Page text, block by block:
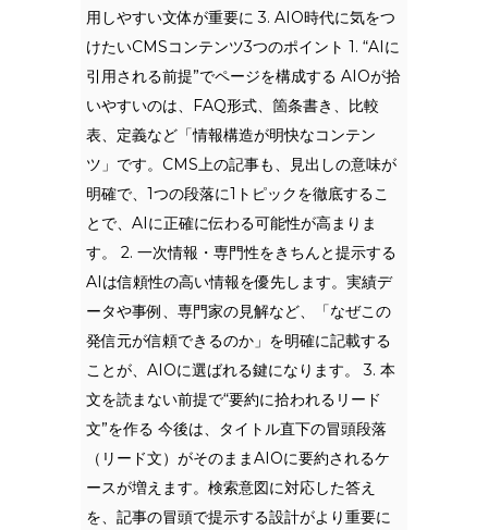
用しやすい文体が重要に 3. AIO時代に気をつ
けたいCMSコンテンツ3つのポイント 1. “AIに
引用される前提”でページを構成する AIOが拾
いやすいのは、FAQ形式、箇条書き、比較
表、定義など「情報構造が明快なコンテン
ツ」です。CMS上の記事も、見出しの意味が
明確で、1つの段落に1トピックを徹底するこ
とで、AIに正確に伝わる可能性が高まりま
す。 2. 一次情報・専門性をきちんと提示する
AIは信頼性の高い情報を優先します。実績デ
ータや事例、専門家の見解など、「なぜこの
発信元が信頼できるのか」を明確に記載する
ことが、AIOに選ばれる鍵になります。 3. 本
文を読まない前提で“要約に拾われるリード
文”を作る 今後は、タイトル直下の冒頭段落
（リード文）がそのままAIOに要約されるケ
ースが増えます。検索意図に対応した答え
を、記事の冒頭で提示する設計がより重要に